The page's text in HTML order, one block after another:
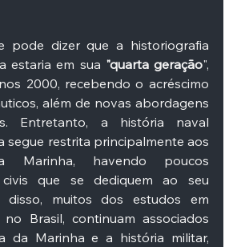
pode dizer que a historiografia
estaria em sua "quarta geração",
2000, recebendo o acréscimo
além de novas abordagens
Entretanto, a história naval
segue restrita principalmente aos
Marinha, havendo poucos
civis que se dediquem ao seu
disso, muitos dos estudos em
Brasil, continuam associados
da Marinha e a história militar,